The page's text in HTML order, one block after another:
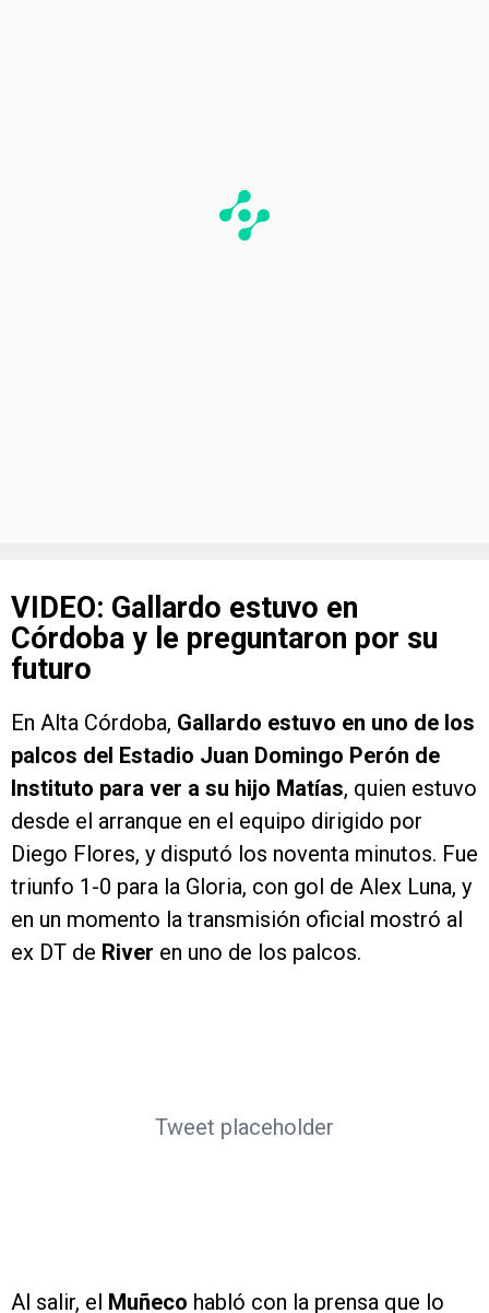
VIDEO: Gallardo estuvo en
Córdoba y le preguntaron por su
futuro
En Alta Córdoba, Gallardo estuvo en uno de los
palcos del Estadio Juan Domingo Perón de
Instituto para ver a su hijo Matías, quien estuvo
desde el arranque en el equipo dirigido por
Diego Flores, y disputó los noventa minutos. Fue
triunfo 1-0 para la Gloria, con gol de Alex Luna, y
en un momento la transmisión oficial mostró al
ex DT de River en uno de los palcos.
Tweet placeholder
Al salir, el Muñeco habló con la prensa que lo